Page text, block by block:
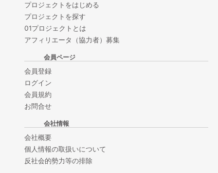
プロジェクトをはじめる
プロジェクトを探す
01プロジェクトとは
アフィリエータ（協力者）募集
会員ページ
会員登録
ログイン
会員規約
お問合せ
会社情報
会社概要
個人情報の取扱いについて
反社会的勢力等の排除